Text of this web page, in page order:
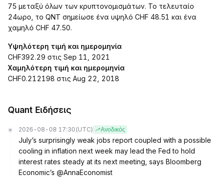
75 μεταξύ όλων των κρυπτονομισμάτων. Το τελευταίο
24ωρο, το QNT σημείωσε ένα υψηλό CHF 48.51 και ένα
χαμηλό CHF 47.50.
Υψηλότερη τιμή και ημερομηνία
CHF392.29 στις Sep 11, 2021
Χαμηλότερη τιμή και ημερομηνία
CHF0.212198 στις Aug 22, 2018
Quant Ειδήσεις
2026-08-08 17:30 (UTC) Ανοδικός
July’s surprisingly weak jobs report coupled with a possible
cooling in inflation next week may lead the Fed to hold
interest rates steady at its next meeting, says Bloomberg
Economic’s @AnnaEconomist